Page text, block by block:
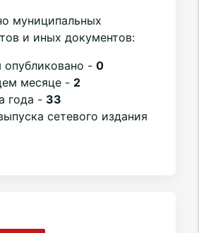
муниципальных
и иных документов:
опубликовано - 0
месяце - 2
года - 33
сетевого издания